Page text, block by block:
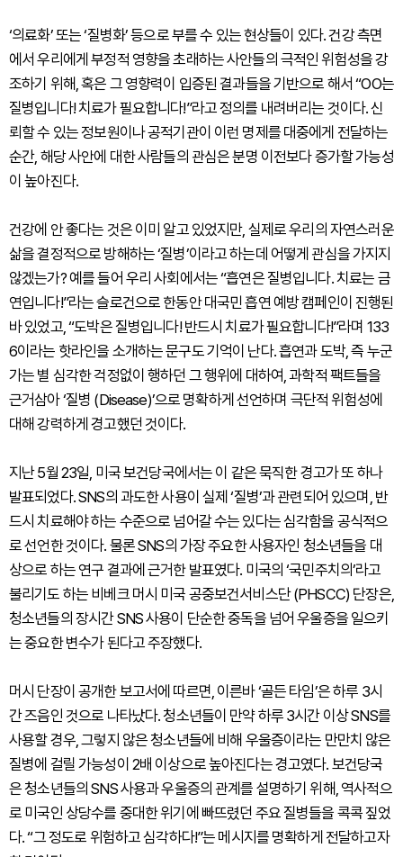
‘의료화’ 또는 ‘질병화’ 등으로 부를 수 있는 현상들이 있다. 건강 측면
에서 우리에게 부정적 영향을 초래하는 사안들의 극적인 위험성을 강
조하기 위해, 혹은 그 영향력이 입증된 결과들을 기반으로 해서 “OO는
질병입니다! 치료가 필요합니다!”라고 정의를 내려버리는 것이다. 신
뢰할 수 있는 정보원이나 공적기관이 이런 명제를 대중에게 전달하는
순간, 해당 사안에 대한 사람들의 관심은 분명 이전보다 증가할 가능성
이 높아진다.
건강에 안 좋다는 것은 이미 알고 있었지만, 실제로 우리의 자연스러운
삶을 결정적으로 방해하는 ‘질병’이라고 하는데 어떻게 관심을 가지지
않겠는가? 예를 들어 우리 사회에서는 “흡연은 질병입니다. 치료는 금
연입니다!”라는 슬로건으로 한동안 대국민 흡연 예방 캠페인이 진행된
바 있었고, “도박은 질병입니다! 반드시 치료가 필요합니다!”라며 133
6이라는 핫라인을 소개하는 문구도 기억이 난다. 흡연과 도박, 즉 누군
가는 별 심각한 걱정없이 행하던 그 행위에 대하여, 과학적 팩트들을
근거삼아 ‘질병 (Disease)’으로 명확하게 선언하며 극단적 위험성에
대해 강력하게 경고했던 것이다.
지난 5월 23일, 미국 보건당국에서는 이 같은 묵직한 경고가 또 하나
발표되었다. SNS의 과도한 사용이 실제 ‘질병’과 관련되어 있으며, 반
드시 치료해야 하는 수준으로 넘어갈 수는 있다는 심각함을 공식적으
로 선언한 것이다. 물론 SNS의 가장 주요한 사용자인 청소년들을 대
상으로 하는 연구 결과에 근거한 발표였다. 미국의 ‘국민주치의’라고
불리기도 하는 비베크 머시 미국 공중보건서비스단 (PHSCC) 단장은,
청소년들의 장시간 SNS 사용이 단순한 중독을 넘어 우울증을 일으키
는 중요한 변수가 된다고 주장했다.
머시 단장이 공개한 보고서에 따르면, 이른바 ‘골든 타임’은 하루 3시
간 즈음인 것으로 나타났다. 청소년들이 만약 하루 3시간 이상 SNS를
사용할 경우, 그렇지 않은 청소년들에 비해 우울증이라는 만만치 않은
질병에 걸릴 가능성이 2배 이상으로 높아진다는 경고였다. 보건당국
은 청소년들의 SNS 사용과 우울증의 관계를 설명하기 위해, 역사적으
로 미국인 상당수를 중대한 위기에 빠뜨렸던 주요 질병들을 콕콕 짚었
다. “그 정도로 위험하고 심각하다!”는 메시지를 명확하게 전달하고자